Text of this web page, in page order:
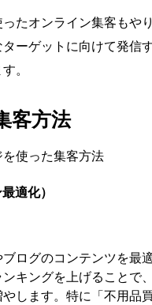
たオンライン集客もや
ーゲットに向けて発信
。
客方法
使った集客方法
適化）
ログのコンテンツを最
キングを上げることで
します。特に「不用品